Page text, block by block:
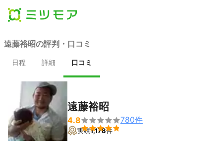
遠藤裕昭の評判・口コミ
日程 詳細 口コミ
遠藤裕昭
4.8

780件
実績1,178件